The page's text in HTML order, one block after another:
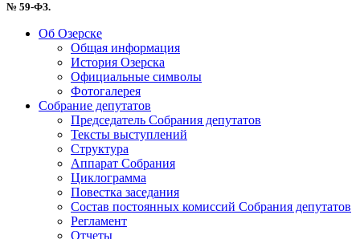
№ 59-ФЗ.
Об Озерске
Общая информация
История Озерска
Официальные символы
Фотогалерея
Собрание депутатов
Председатель Собрания депутатов
Тексты выступлений
Структура
Аппарат Собрания
Циклограмма
Повестка заседания
Состав постоянных комиссий Собрания депутатов
Регламент
Отчеты